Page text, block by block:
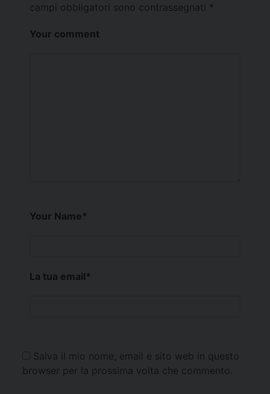
campi obbligatori sono contrassegnati *
Your comment
Your Name*
La tua email*
Salva il mio nome, email e sito web in questo
browser per la prossima volta che commento.